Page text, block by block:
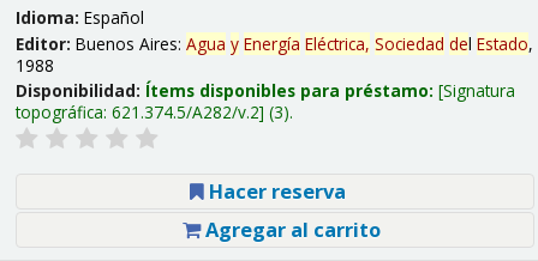
Idioma: Español
Editor: Buenos Aires: Agua y Energía Eléctrica, Sociedad del Estado,
1988
Disponibilidad: Ítems disponibles para préstamo: Signatura
topográfica: 621.374.5/A282/v.2 (3).
Hacer reserva
Agregar al carrito